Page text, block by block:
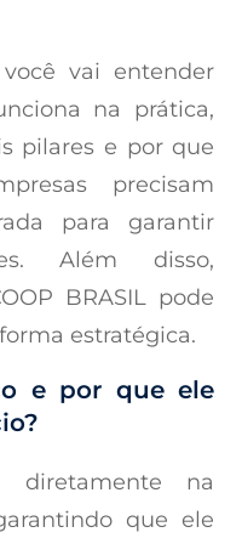
vai entender
na prática,
pilares e por que
precisam
para garantir
Além disso,
BRASIL pode
estratégica.
e por que ele
diretamente na
que ele